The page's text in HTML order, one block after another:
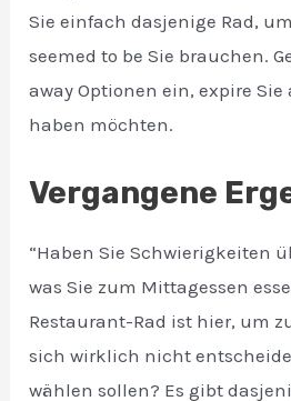
Sie einfach dasjenige Rad,
seemed to be Sie brauchen.
away Optionen ein, expire Sie
haben möchten.
Vergangene
“Haben Sie Schwierigkeiten
was Sie zum Mittagessen
Restaurant-Rad ist hier, um
sich wirklich nicht
wählen sollen? Es gibt